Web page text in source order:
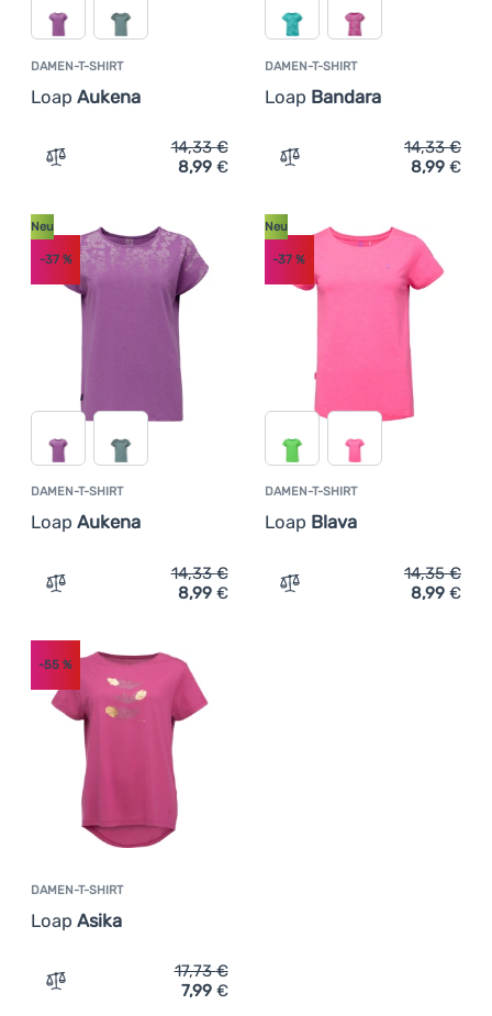
DAMEN-T-SHIRT
Loap Aukena
Zum Vergleich 'Damen-T-Shirt Loap Aukena' hinzufügen
14,33€
8,99 €
DAMEN-T-SHIRT
Loap Bandara
Zum Vergleich 'Damen-
14,33€
8,99 €
DAMEN-T-SHIRT
Loap Aukena
Neu
-37%
Zum Vergleich 'Damen-T-Shirt Loap Aukena' hinzufügen
14,33€
8,99 €
DAMEN-T-SHIRT
Loap Blava
Neu
-37 %
Zum Vergleich 'Damen-
14,35€
8,99 €
DAMEN-T-SHIRT
Loap Asika
-55 %
Zum Vergleich 'Damen-T-Shirt Loap Asika' hinzufügen
17,73€
7,99 €